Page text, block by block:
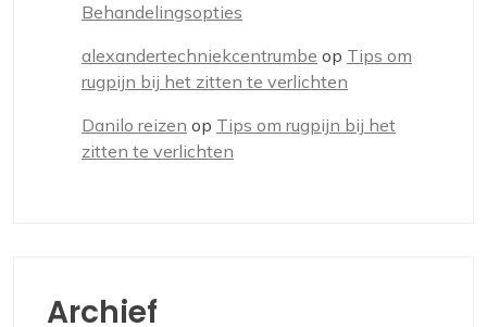
Behandelingsopties
alexandertechniekcentrumbe op Tips om
rugpijn bij het zitten te verlichten
Danilo reizen op Tips om rugpijn bij het
zitten te verlichten
Archief